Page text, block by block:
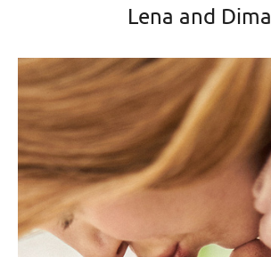
Lena and Dima